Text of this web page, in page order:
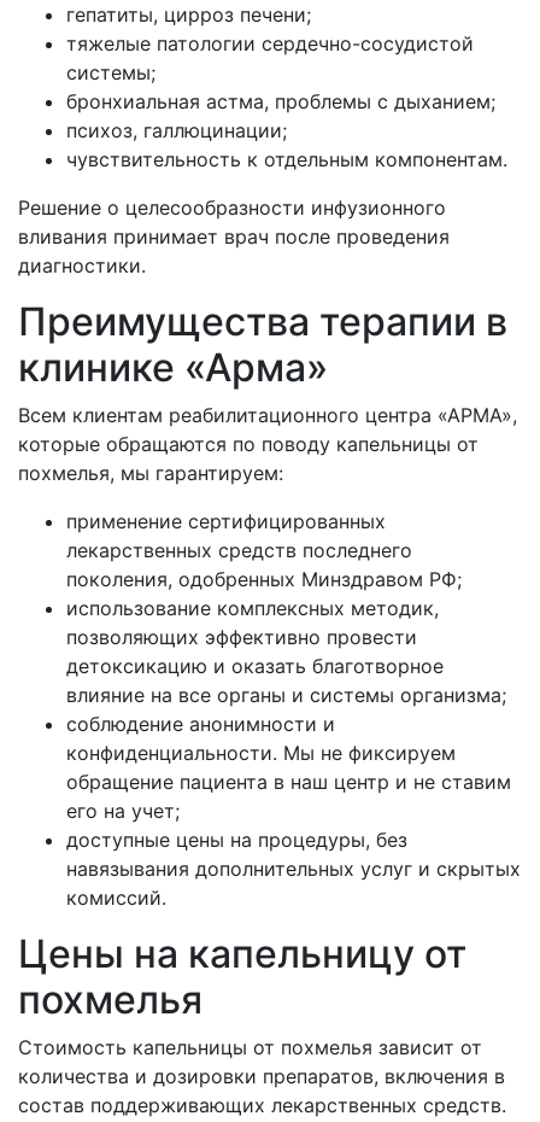
гепатиты, цирроз печени;
тяжелые патологии сердечно-сосудистой
системы;
бронхиальная астма, проблемы с дыханием;
психоз, галлюцинации;
чувствительность к отдельным компонентам.
Решение о целесообразности инфузионного
вливания принимает врач после проведения
диагностики.
Преимущества терапии в
клинике «Арма»
Всем клиентам реабилитационного центра «АРМА»,
которые обращаются по поводу капельницы от
похмелья, мы гарантируем:
применение сертифицированных
лекарственных средств последнего
поколения, одобренных Минздравом РФ;
использование комплексных методик,
позволяющих эффективно провести
детоксикацию и оказать благотворное
влияние на все органы и системы организма;
соблюдение анонимности и
конфиденциальности. Мы не фиксируем
обращение пациента в наш центр и не ставим
его на учет;
доступные цены на процедуры, без
навязывания дополнительных услуг и скрытых
комиссий.
Цены на капельницу от
похмелья
Стоимость капельницы от похмелья зависит от
количества и дозировки препаратов, включения в
состав поддерживающих лекарственных средств.